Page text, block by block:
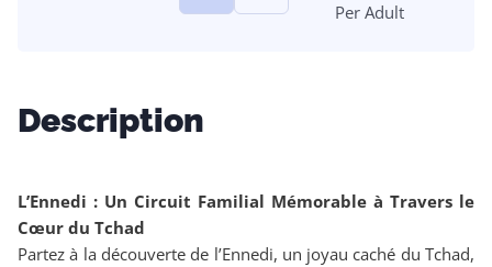
Per Adult
Description
L’Ennedi : Un Circuit Familial Mémorable à Travers le
Cœur du Tchad
Partez à la découverte de l’Ennedi, un joyau caché du Tchad,